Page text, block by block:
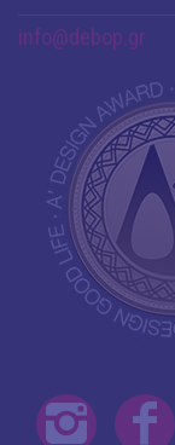
info@debop.gr